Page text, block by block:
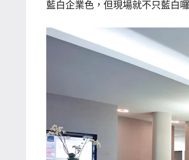
藍白企業色，但現場就不只藍白囉